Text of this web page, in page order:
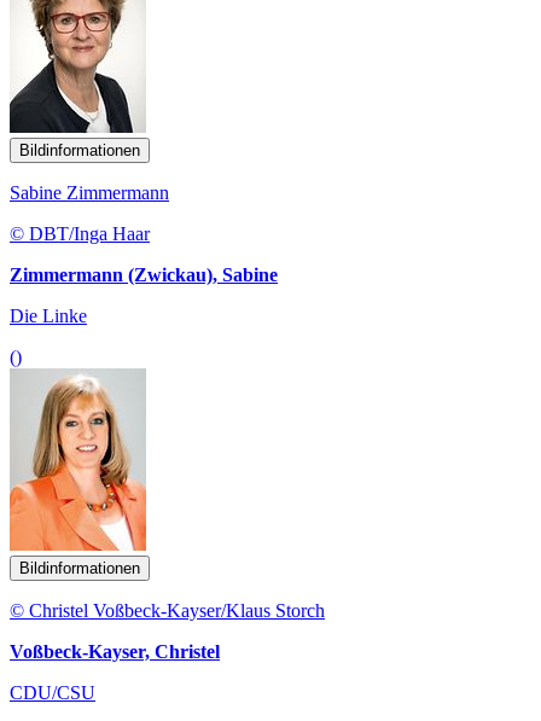
Bildinformationen
Sabine Zimmermann
© DBT/Inga Haar
Zimmermann (Zwickau), Sabine
Die Linke
()
Bildinformationen
© Christel Voßbeck-Kayser/Klaus Storch
Voßbeck-Kayser, Christel
CDU/CSU